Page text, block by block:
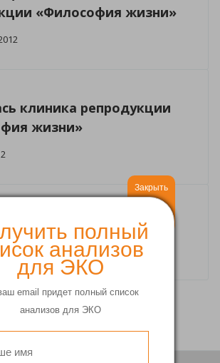
полный
анализов
для ЭКО
email придет полный список
анализов для ЭКО
Закрыть
«Философия жизни»
клиника репродукции
жизни»